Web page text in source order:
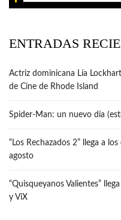
ENTRADAS
Actriz dominicana Lía
de Cine de Rhode Island
Spider-Man: un nuevo día
“Los Rechazados 2” llega a
agosto
“Quisqueyanos Valientes”
y ViX